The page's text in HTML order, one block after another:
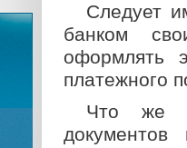
Следует
банком
оформлять
платежного
Что же